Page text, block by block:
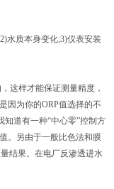
质本身变化;3)仪表安装
样才能保证测量精度，
因为你的ORP值选择的不
道有一种“中心零”控制方
。另由于一般比色法和膜
结果。在电厂反渗透进水